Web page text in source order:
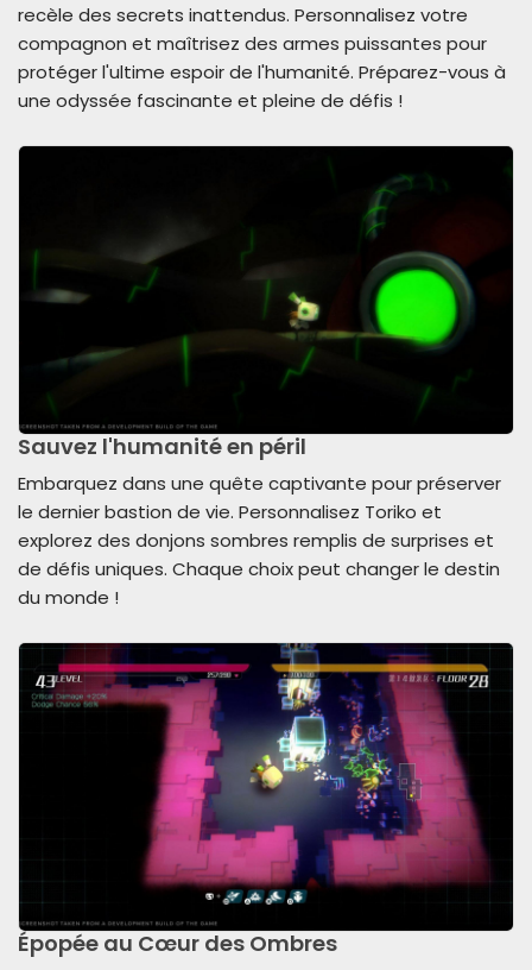
recèle des secrets inattendus. Personnalisez votre
compagnon et maîtrisez des armes puissantes pour
protéger l'ultime espoir de l'humanité. Préparez-vous à
une odyssée fascinante et pleine de défis !
Sauvez l'humanité en péril
Embarquez dans une quête captivante pour préserver
le dernier bastion de vie. Personnalisez Toriko et
explorez des donjons sombres remplis de surprises et
de défis uniques. Chaque choix peut changer le destin
du monde !
Épopée au Cœur des Ombres